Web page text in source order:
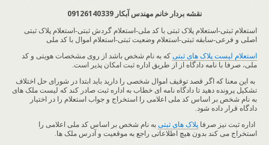
نقشه بردار خانم مهندس آبکار 09126140339
استعلام ثبتی-استعلام پلاک ثبتی با کد ملی-استعلام گردش ثبتی-استعلام پلاک ثبتی
اصلی و فرعی-سابقه ثبتی-استعلام وضعیت ثبتی-استعلام اموال با کد ملی
استعلام لیست پلاک های ثبتی که به نام شخص باشد از روی مشخصات هویتی و کد
ملی، صرفا با نامه دادگاه از از طریق اداره ثبت امکان پذیر است.
به این معنا که اگر قصد توقیف اموال شخصی را دارید باید ابتدا در شورای حل اختلاف
تشکیل پرونده دهید تا دادگاه نامه ای خطاب به اداره ثبت صادر کند که لیست ملک های
به نام شخص بر اساس کد ملی اعلامی را استخراج و جواب استعلام را در اختیار
دادگاه قرار داده شود.
اداره ثبت نیز صرفا پلاک های ثبتی به نام شخص بر اساس کد ملی اعلامی را
استخراج می کند بدون هیچ اطلاعاتی راجع به موقعیت و آدرس ملک ها.